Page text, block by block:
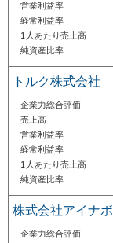
営業利益率
経常利益率
1人あたり売上高
純資産比率
トルク株式会社
企業力総合評価
売上高
営業利益率
経常利益率
1人あたり売上高
純資産比率
株式会社アイナ
企業力総合評価